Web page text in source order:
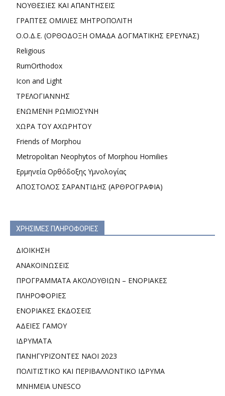
ΝΟΥΘΕΣΙΕΣ ΚΑΙ ΑΠΑΝΤΗΣΕΙΣ
ΓΡΑΠΤΕΣ ΟΜΙΛΙΕΣ ΜΗΤΡΟΠΟΛΙΤΗ
Ο.Ο.Δ.Ε. (ΟΡΘΟΔΟΞΗ ΟΜΑΔΑ ΔΟΓΜΑΤΙΚΗΣ ΕΡΕΥΝΑΣ)
Religious
RumOrthodox
Icon and Light
ΤΡΕΛΟΓΙΑΝΝΗΣ
ΕΝΩΜΕΝΗ ΡΩΜΙΟΣΥΝΗ
ΧΩΡΑ ΤΟΥ ΑΧΩΡΗΤΟΥ
Friends of Morphou
Metropolitan Neophytos of Morphou Homilies
Ερμηνεία Ορθόδοξης Υμνολογίας
ΑΠΟΣΤΟΛΟΣ ΣΑΡΑΝΤΙΔΗΣ (ΑΡΘΡΟΓΡΑΦΙΑ)
ΧΡΗΣΙΜΕΣ ΠΛΗΡΟΦΟΡΙΕΣ
ΔΙΟΙΚΗΣΗ
ΑΝΑΚΟΙΝΩΣΕΙΣ
ΠΡΟΓΡΑΜΜΑΤΑ ΑΚΟΛΟΥΘΙΩΝ – ΕΝΟΡΙΑΚΕΣ
ΠΛΗΡΟΦΟΡΙΕΣ
ΕΝΟΡΙΑΚΕΣ ΕΚΔΟΣΕΙΣ
ΑΔΕΙΕΣ ΓΑΜΟΥ
ΙΔΡΥΜΑΤΑ
ΠΑΝΗΓΥΡΙΖΟΝΤΕΣ ΝΑΟΙ 2023
ΠΟΛΙΤΙΣΤΙΚΟ ΚΑΙ ΠΕΡΙΒΑΛΛΟΝΤΙΚΟ ΙΔΡΥΜΑ
ΜΝΗΜΕΙΑ UNESCO